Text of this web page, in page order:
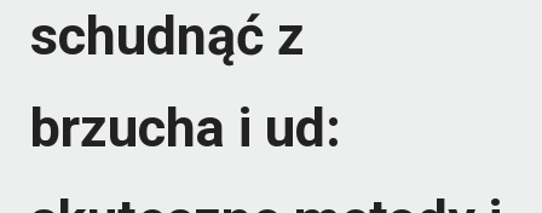
schudnąć z
brzucha i ud: